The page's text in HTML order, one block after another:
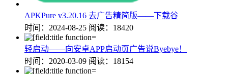
APKPure v3.20.16 去广告精简版——下载谷
时间：2024-08-25 阅读：18420
轻启动——向安卓APP启动页广告说Byebye！
时间：2020-03-09 阅读：18154